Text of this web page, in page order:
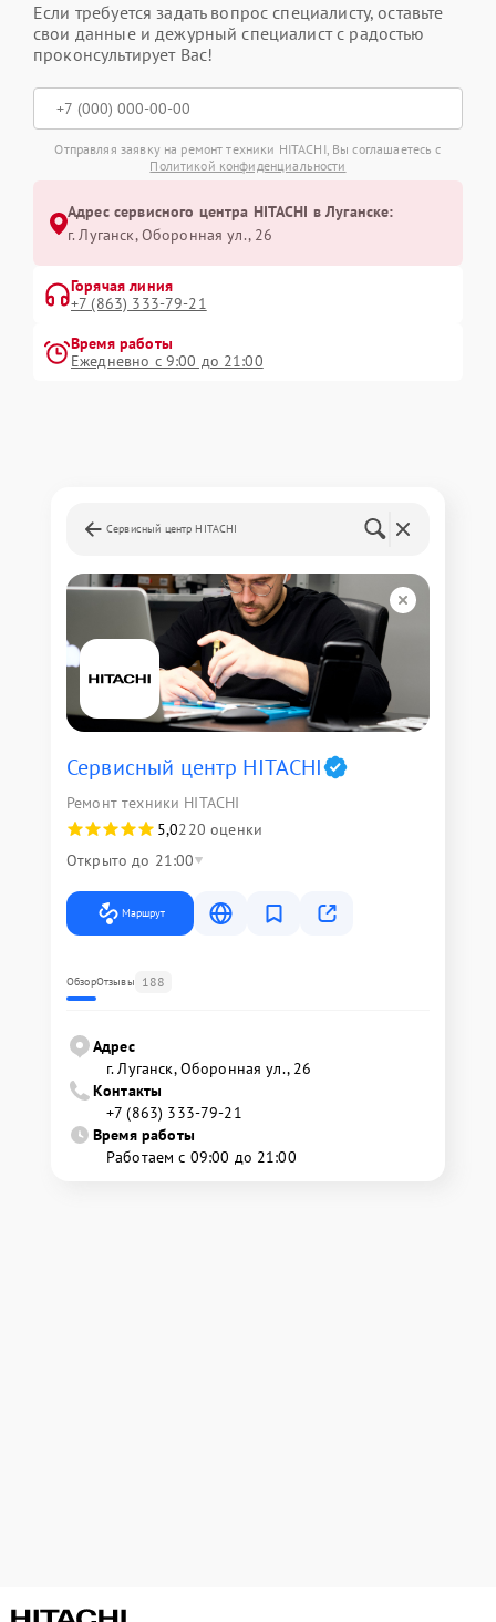
Если требуется задать вопрос специалисту, оставьте
свои данные и дежурный специалист с радостью
проконсультирует Вас!
Отправляя заявку на ремонт техники HITACHI, Вы соглашаетесь с
Политикой конфиденциальности
Адрес сервисного центра HITACHI в Луганске:
г. Луганск, Оборонная ул., 26
Горячая линия
+7 (863) 333-79-21
Время работы
Ежедневно с 9:00 до 21:00
Сервисный центр HITACHI
Сервисный центр HITACHI
Ремонт техники HITACHI
5,0220 оценки
Открыто до 21:00
Маршрут
ОбзорОтзывы 188
Адрес
г. Луганск, Оборонная ул., 26
Контакты
+7 (863) 333-79-21
Время работы
Работаем с 09:00 до 21:00